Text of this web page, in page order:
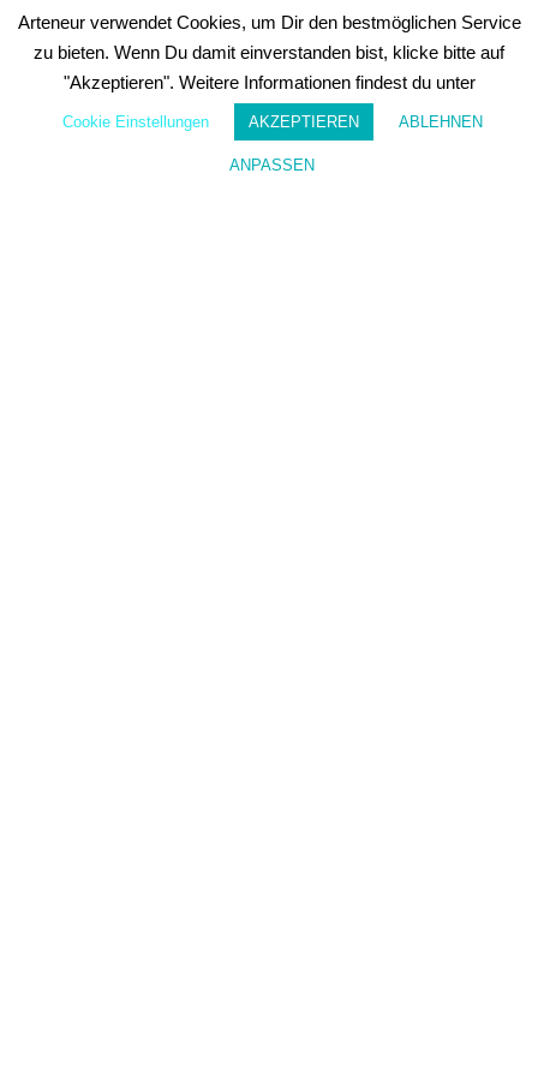
z
it
Arteneur verwendet Cookies, um Dir den bestmöglichen Service
zu bieten. Wenn Du damit einverstanden bist, klicke bitte auf
"Akzeptieren". Weitere Informationen findest du unter
Cookie Einstellungen AKZEPTIEREN ABLEHNEN
ANPASSEN